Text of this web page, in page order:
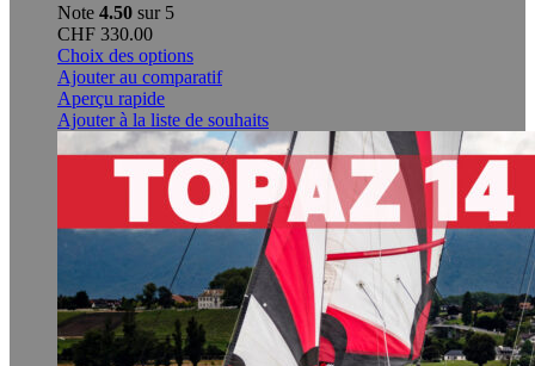
Note 4.50 sur 5
CHF 330.00
Choix des optionsCe
produit
plusieurs
variations.
Les
options
peuvent
être
la
page
du
produit
Ajouter au comparatif
Aperçu rapide
Ajouter à la liste de souhaits